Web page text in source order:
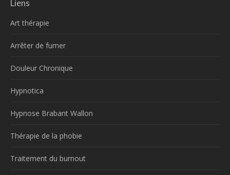
Liens
Art thérapie
Arrêter de fumer
Douleur Chronique
Hypnotica
Hypnose Brabant Wallon
Thérapie de la phobie
Traitement du burnout